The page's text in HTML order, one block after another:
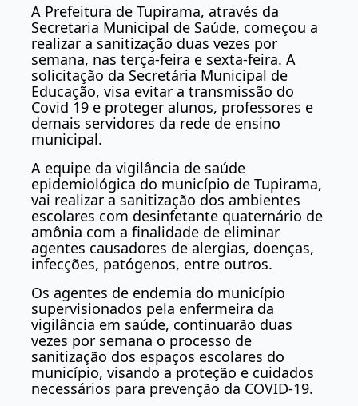
A Prefeitura de Tupirama, através da
Secretaria Municipal de Saúde, começou a
realizar a sanitização duas vezes por
semana, nas terça-feira e sexta-feira. A
solicitação da Secretária Municipal de
Educação, visa evitar a transmissão do
Covid 19 e proteger alunos, professores e
demais servidores da rede de ensino
municipal.
A equipe da vigilância de saúde
epidemiológica do município de Tupirama,
vai realizar a sanitização dos ambientes
escolares com desinfetante quaternário de
amônia com a finalidade de eliminar
agentes causadores de alergias, doenças,
infecções, patógenos, entre outros.
Os agentes de endemia do município
supervisionados pela enfermeira da
vigilância em saúde, continuarão duas
vezes por semana o processo de
sanitização dos espaços escolares do
município, visando a proteção e cuidados
necessários para prevenção da COVID-19.